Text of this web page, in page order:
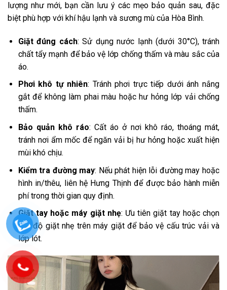
lượng như mới, bạn cần lưu ý các mẹo bảo quản sau, đặc
biệt phù hợp với khí hậu lạnh và sương mù của Hòa Bình.
Giặt đúng cách: Sử dụng nước lạnh (dưới 30°C), tránh
chất tẩy mạnh để bảo vệ lớp chống thấm và màu sắc của
áo.
Phơi khô tự nhiên: Tránh phơi trực tiếp dưới ánh nắng
gắt để không làm phai màu hoặc hư hỏng lớp vải chống
thấm.
Bảo quản khô ráo: Cất áo ở nơi khô ráo, thoáng mát,
tránh nơi ẩm mốc để ngăn vải bị hư hỏng hoặc xuất hiện
mùi khó chịu.
Kiểm tra đường may: Nếu phát hiện lỗi đường may hoặc
hình in/thêu, liên hệ Hưng Thịnh để được bảo hành miễn
phí trong thời gian quy định.
Giặt tay hoặc máy giặt nhẹ: Ưu tiên giặt tay hoặc chọn
chế độ giặt nhẹ trên máy giặt để bảo vệ cấu trúc vải và
lớp lót.